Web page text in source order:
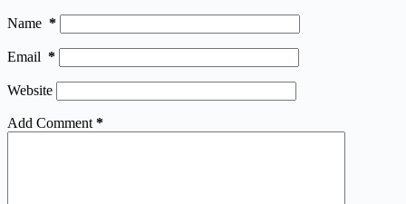
Name *
Email *
Website
Add Comment *